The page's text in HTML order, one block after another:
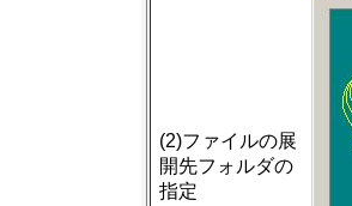
(2)ファイルの展
開先フォルダの
指定